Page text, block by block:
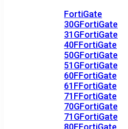
FortiGate
30GFortiGate
31GFortiGate
40FFortiGate
50GFortiGate
51GFortiGate
60FFortiGate
61FFortiGate
71FFortiGate
70GFortiGate
71GFortiGate
80FFortiGate